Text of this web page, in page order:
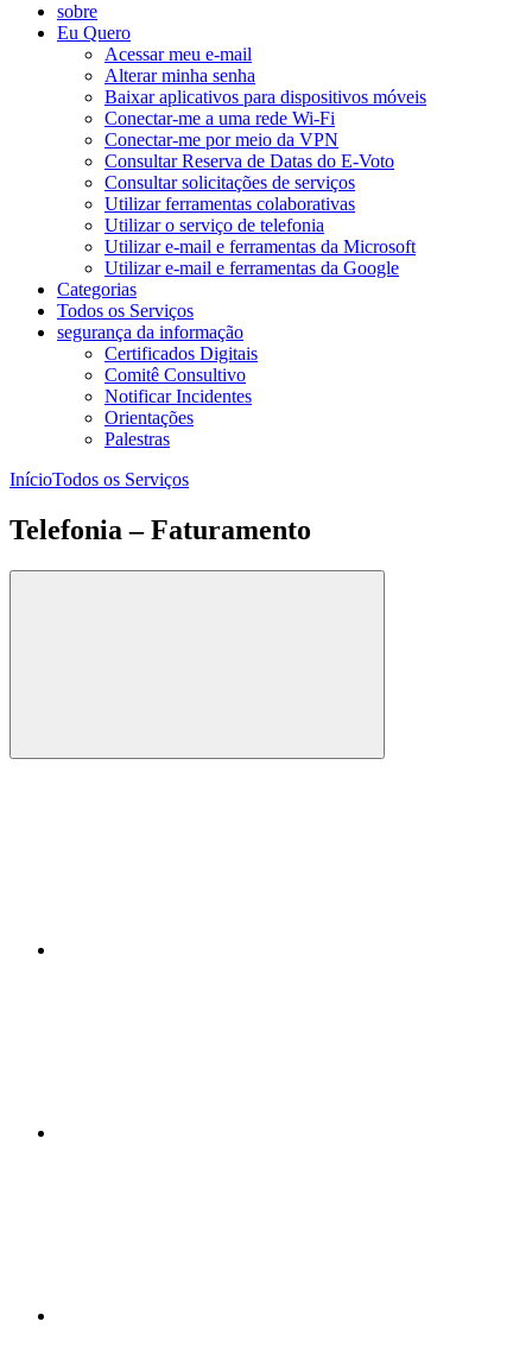
sobre
Eu Quero
Acessar meu e-mail
Alterar minha senha
Baixar aplicativos para dispositivos móveis
Conectar-me a uma rede Wi-Fi
Conectar-me por meio da VPN
Consultar Reserva de Datas do E-Voto
Consultar solicitações de serviços
Utilizar ferramentas colaborativas
Utilizar o serviço de telefonia
Utilizar e-mail e ferramentas da Microsoft
Utilizar e-mail e ferramentas da Google
Categorias
Todos os Serviços
segurança da informação
Certificados Digitais
Comitê Consultivo
Notificar Incidentes
Orientações
Palestras
InícioTodos os Serviços
Telefonia – Faturamento
Compartilhar